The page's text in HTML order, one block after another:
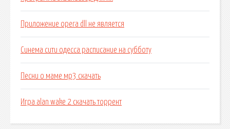
Приложение opera dll не является
Синема сити одесса расписание на субботу
Песни о маме мр3 скачать
Игра alan wake 2 скачать торрент